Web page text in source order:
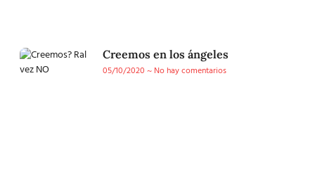
Creemos en los ángeles
05/10/2020
No hay comentarios